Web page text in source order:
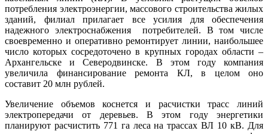
потребления электроэнергии, массового строительства жилых
зданий, филиал прилагает все усилия для обеспечения
надежного электроснабжения потребителей. В том числе
своевременно и оперативно ремонтирует линии, наибольшее
число которых сосредоточено в крупных городах области –
Архангельске и Северодвинске. В этом году компания
увеличила финансирование ремонта КЛ, в целом оно
составит 20 млн рублей.
Увеличение объемов коснется и расчистки трасс линий
электропередачи от деревьев. В этом году энергетики
планируют расчистить 771 га леса на трассах ВЛ 10 кВ. Для